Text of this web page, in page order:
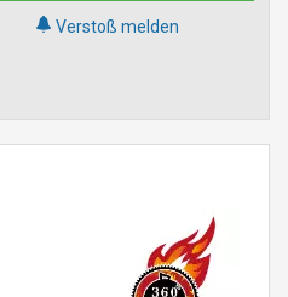
Verstoß melden